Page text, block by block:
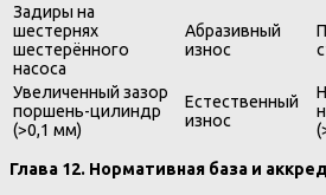
Задиры на
шестернях
шестерённого
насоса
Абразивный
износ
Увеличенный зазор
поршень-цилиндр
(>0,1 мм)
Естественный
износ
Глава 12. Нормативная база и